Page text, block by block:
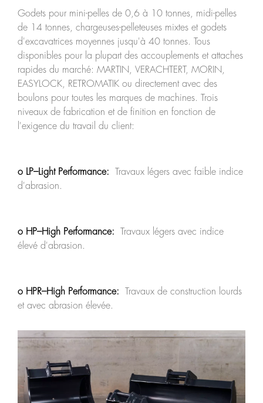
Godets pour mini-pelles de 0,6 à 10 tonnes, midi-pelles
de 14 tonnes, chargeuses-pelleteuses mixtes et godets
d'excavatrices moyennes jusqu'à 40 tonnes. Tous
disponibles pour la plupart des accouplements et attaches
rapides du marché: MARTIN, VERACHTERT, MORIN,
EASYLOCK, RETROMATIK ou directement avec des
boulons pour toutes les marques de machines. Trois
niveaux de fabrication et de finition en fonction de
l'exigence du travail du client:
o LP–Light Performance:
Travaux légers avec faible indice
d'abrasion.
o HP–High Performance:
Travaux légers avec indice
élevé d'abrasion.
o HPR–High Performance:
Travaux de construction lourds
et avec abrasion élevée.